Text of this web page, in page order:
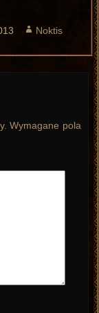
Autor
Noktis
Wymagane pola